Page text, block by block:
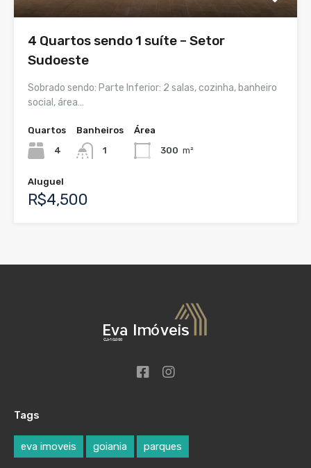
4 Quartos sendo 1 suíte – Setor
Sudoeste
Sobrado sendo: Parte Inferior: 2 salas, cozinha, banheiro
social, área…
Quartos
4
Banheiros
1
Área
300 m²
Aluguel
R$4,500
Tags
eva imoveis goiania parques